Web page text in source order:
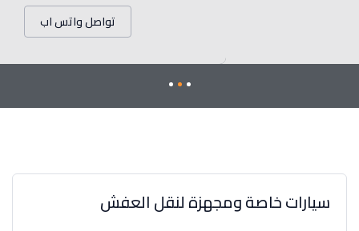
تواصل واتس اب
سيارات خاصة ومجهزة لنقل العفش